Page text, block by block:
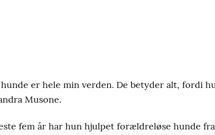
er hele min verden. De betyder alt, fordi
Musone.
fem år har hun hjulpet forældreløse hunde